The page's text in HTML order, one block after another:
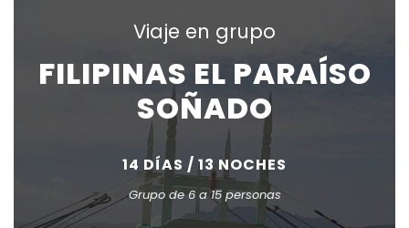
Viaje en grupo
FILIPINAS EL PARAÍSO
SOÑADO
14 DÍAS / 13 NOCHES
Grupo de 6 a 15 personas